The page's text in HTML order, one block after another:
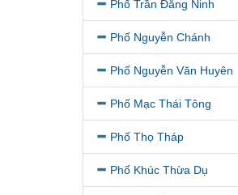
Phố Trần Đăng Ninh
Phố Nguyễn Chánh
Phố Nguyễn Văn Huyên
Phố Mạc Thái Tông
Phố Thọ Tháp
Phố Khúc Thừa Dụ